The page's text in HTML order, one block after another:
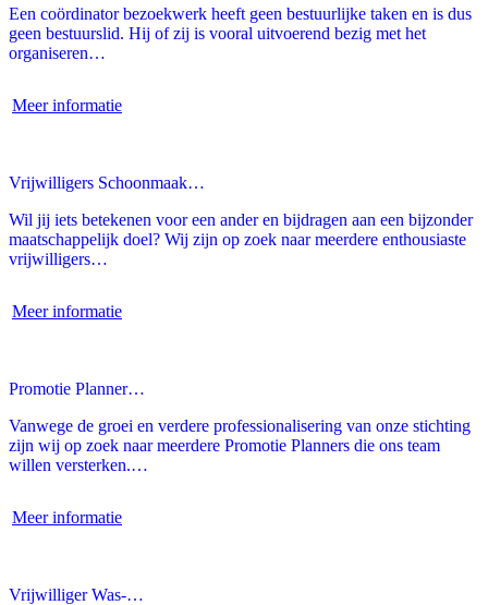
Een coördinator bezoekwerk heeft geen bestuurlijke taken en is dus
geen bestuurslid. Hij of zij is vooral uitvoerend bezig met het
organiseren…
Meer informatie
Vrijwilligers Schoonmaak…
Wil jij iets betekenen voor een ander en bijdragen aan een bijzonder
maatschappelijk doel? Wij zijn op zoek naar meerdere enthousiaste
vrijwilligers…
Meer informatie
Promotie Planner…
Vanwege de groei en verdere professionalisering van onze stichting
zijn wij op zoek naar meerdere Promotie Planners die ons team
willen versterken.…
Meer informatie
Vrijwilliger Was-…